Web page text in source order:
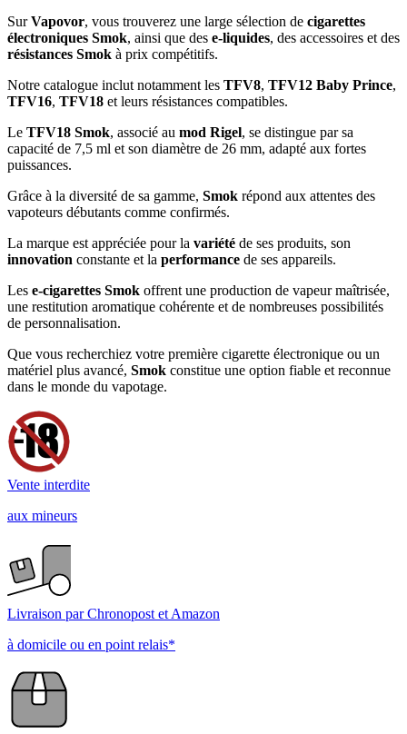
SurVapovor, vous trouverez une large sélection de cigarettes
électroniques Smok, ainsi que des e-liquides, des accessoires et des
résistances Smok à prix compétitifs.
Notre catalogue inclut notamment les TFV8, TFV12 Baby Prince,
TFV16, TFV18 et leurs résistances compatibles.
Le TFV18 Smok, associé au mod Rigel, se distingue par sa
capacité de 7,5 ml et son diamètre de 26 mm, adapté aux fortes
puissances.
Grâce à la diversité de sa gamme, Smok répond aux attentes des
vapoteurs débutants comme confirmés.
La marque est appréciée pour la variété de ses produits, son
innovation constante et la performance de ses appareils.
Les e-cigarettes Smok offrent une production de vapeur maîtrisée,
une restitution aromatique cohérente et de nombreuses possibilités
de personnalisation.
Que vous recherchiez votre première cigarette électronique ou un
matériel plus avancé, Smok constitue une option fiable et reconnue
dans le monde du vapotage.
Vente interdite
aux mineurs
Livraison par Chronopost et Amazon
à domicile ou en point relais*